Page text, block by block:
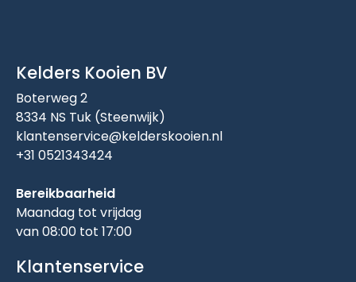
Kelders Kooien BV
Boterweg 2
8334 NS Tuk (Steenwijk)
klantenservice@kelderskooien.nl
+31 0521343424
Bereikbaarheid
Maandag tot vrijdag
van 08:00 tot 17:00
Klantenservice